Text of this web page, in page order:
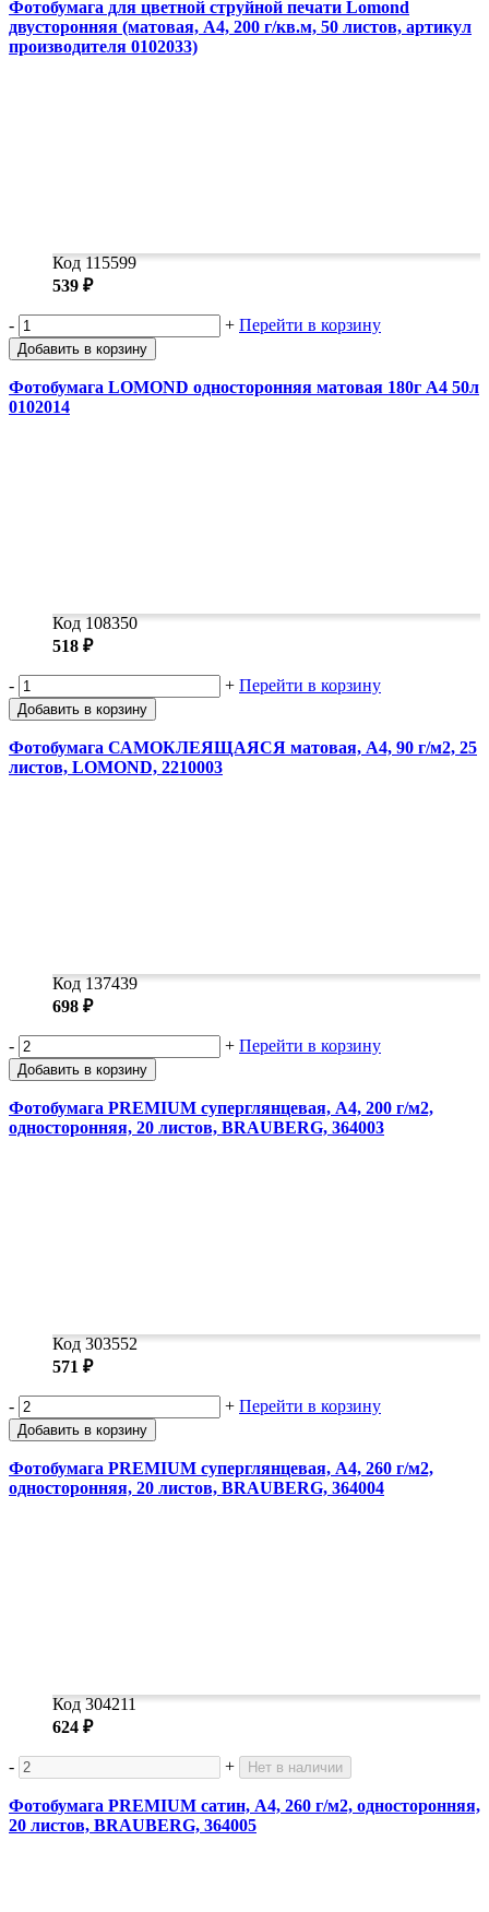
Фотобумага для цветной струйной печати Lomond
двусторонняя (матовая, А4, 200 г/кв.м, 50 листов, артикул
производителя 0102033)
Код 115599
539 ₽
- + Перейти в корзину
Добавить в корзину
Фотобумага LOMOND односторонняя матовая 180г A4 50л
0102014
Код 108350
518 ₽
- + Перейти в корзину
Добавить в корзину
Фотобумага САМОКЛЕЯЩАЯСЯ матовая, А4, 90 г/м2, 25
листов, LOMOND, 2210003
Код 137439
698 ₽
- + Перейти в корзину
Добавить в корзину
Фотобумага PREMIUM суперглянцевая, А4, 200 г/м2,
односторонняя, 20 листов, BRAUBERG, 364003
Код 303552
571 ₽
- + Перейти в корзину
Добавить в корзину
Фотобумага PREMIUM суперглянцевая, А4, 260 г/м2,
односторонняя, 20 листов, BRAUBERG, 364004
Код 304211
624 ₽
- + Нет в наличии
Фотобумага PREMIUM сатин, А4, 260 г/м2, односторонняя,
20 листов, BRAUBERG, 364005